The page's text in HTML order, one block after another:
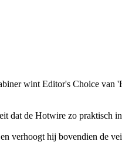
dat de Hotwire zo praktisch
verhoogt hij bovendien de